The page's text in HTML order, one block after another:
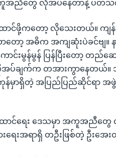
အညီတွေ လိုအပ်နေတာနဲ့ ပတ်သက်
ဖို့ကတော့ လိုသေးတယ်။ ကျန်းမ
ော့ အဓိက အကျဆုံးပဲခင်ဗျ။ နာ
င်းမွန်မွန် ပြန်ပြီးတော့ တည်
အပ်ချက်က တအားကွာနေတယ်။
မှာရှိတဲ့ အပြည်ပြည်ဆိုင်ရာ အဖွဲ့
ာင်ရေး ဒေသမှာ အကူအညီတွေ
ေးအရာရှိ တဦးဖြစ်တဲ့ ဦးအေးဝ